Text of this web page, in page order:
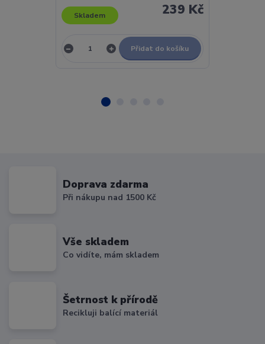
239 Kč
Skladem
Přidat do košíku
Doprava zdarma
Při nákupu nad 1500 Kč
Vše skladem
Co vidíte, mám skladem
Šetrnost k přírodě
Recikluji balící materiál